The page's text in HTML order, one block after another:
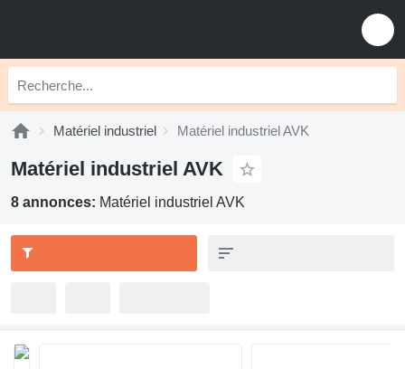
Matériel industriel Matériel industriel AVK
Matériel industriel AVK
8 annonces: Matériel industriel AVK